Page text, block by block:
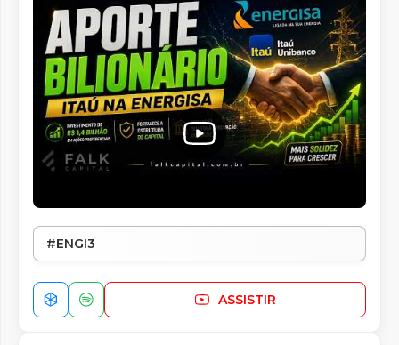
#ENGI3
ASSISTIR